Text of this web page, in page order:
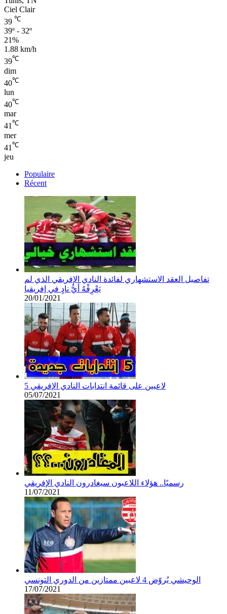
Ciel Clair
39 ℃
39º - 32º
21%
1.88 km/h
39℃
dim
40℃
lun
40℃
mar
41℃
mer
41 ℃
jeu
Populaire
Récent
تفاصيل العقد الاستشهاري لفائدة النادي الإفريقي الذي لم
يَعْرِفْهُ أيُّ نادٍ في إفريقيا
20/01/2021
5 لاعبين على قائمة انتدابات النادي الإفريقي
05/07/2021
رسميًا.. هؤلاء اللاعبون سيغادرون النادي الإفريقي
11/07/2021
الوحيشي يُروّض 4 لاعبين ممتازين من الدوري التونسي
17/07/2021